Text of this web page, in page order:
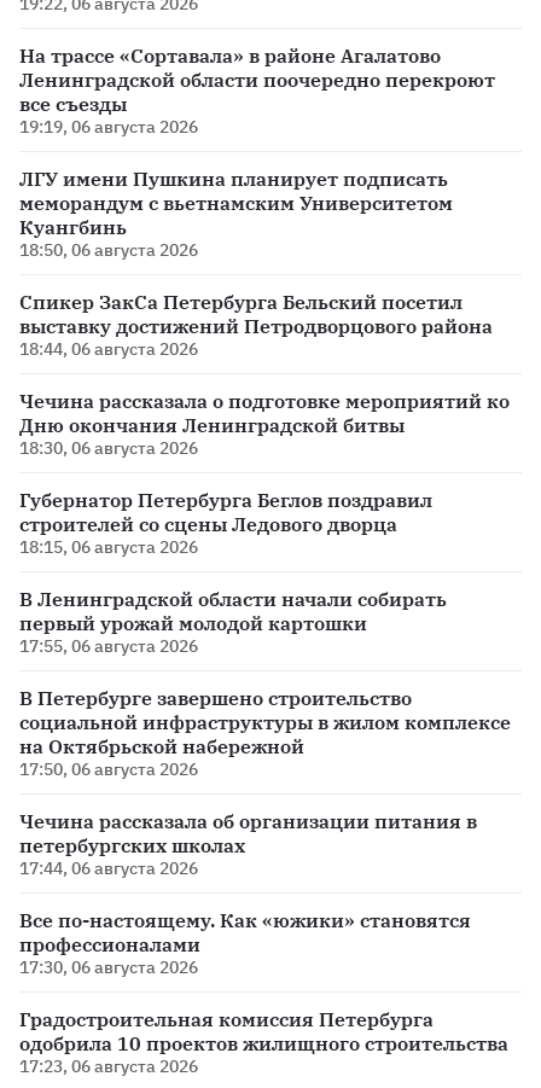
На трассе «Сортавала» в районе Агалатово
Ленинградской области поочередно перекроют
все съезды
19:19, 06 августа 2026
ЛГУ имени Пушкина планирует подписать
меморандум с вьетнамским Университетом
Куангбинь
18:50, 06 августа 2026
Спикер ЗакСа Петербурга Бельский посетил
выставку достижений Петродворцового района
18:44, 06 августа 2026
Чечина рассказала о подготовке мероприятий ко
Дню окончания Ленинградской битвы
18:30, 06 августа 2026
Губернатор Петербурга Беглов поздравил
строителей со сцены Ледового дворца
18:15, 06 августа 2026
В Ленинградской области начали собирать
первый урожай молодой картошки
17:55, 06 августа 2026
В Петербурге завершено строительство
социальной инфраструктуры в жилом комплексе
на Октябрьской набережной
17:50, 06 августа 2026
Чечина рассказала об организации питания в
петербургских школах
17:44, 06 августа 2026
Все по-настоящему. Как «южики» становятся
профессионалами
17:30, 06 августа 2026
Градостроительная комиссия Петербурга
одобрила 10 проектов жилищного строительства
17:23, 06 августа 2026